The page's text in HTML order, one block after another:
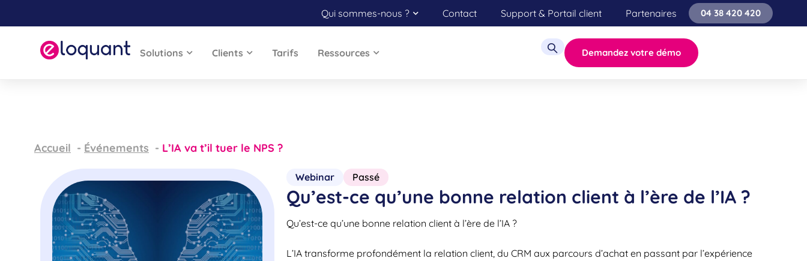
Qui sommes-nous ? Contact Support & Portail client Partenaires 04 38 420 420
Solutions Clients Tarifs Ressources Demandez votre démo
Accueil Événements L’IA va t’il tuer le NPS ?
Webinar Passé
Qu’est-ce qu’une bonne relation client à l’ère de l’IA ?
Qu’est-ce qu’une bonne relation client à l’ère de l’IA ?
L’IA transforme profondément la relation client, du CRM aux parcours d’achat en passant par l’expérience